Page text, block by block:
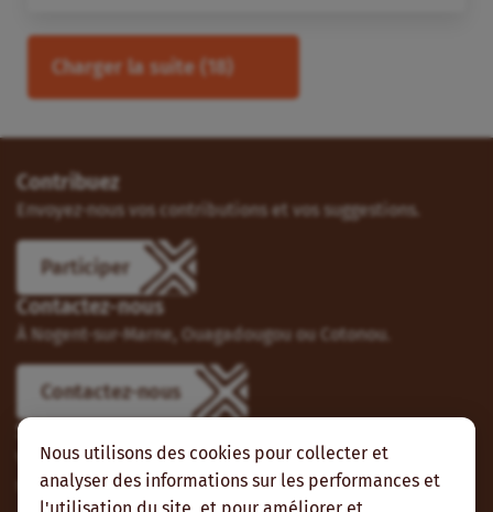
Nous utilisons des cookies pour collecter et
analyser des informations sur les performances et
Charger la suite (18)
Contribuez
Envoyez-nous vos contributions et vos suggestions.
Participer
Contactez-nous
À Nogent-sur-Marne, Ouagadougou ou Cotonou.
Contactez-nous
Suivez-nous
Vous pouvez aussi vous abonner à nos flux RSS et nous
suivre sur les réseaux sociaux.